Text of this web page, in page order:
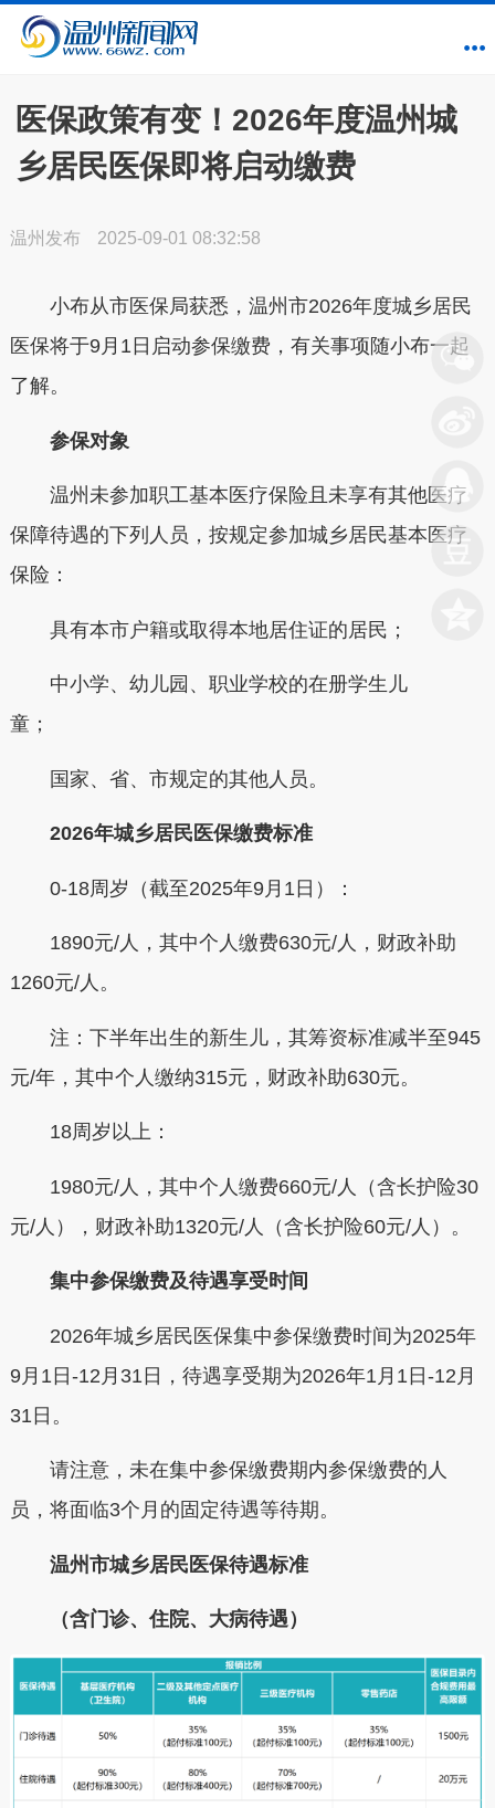
医保政策有变！2026年度温州城
乡居民医保即将启动缴费
温州发布 2025-09-01 08:32:58
小布从市医保局获悉， 温州市2026年度城乡居民
医保将于9月1日启动参保缴费 ，有关事项随小布一起
了解。
参保对象
温州未参加职工基本医疗保险且未享有其他医疗
保障待遇的下列人员，按规定参加城乡居民基本医疗
保险：
具有本市户籍或取得本地居住证的居民；
中小学、幼儿园、职业学校的在册学生儿
童；
国家、省、市规定的其他人员。
2026年城乡居民医保缴费标准
0-18周岁（截至2025年9月1日）：
1890元/人，其中个人缴费630元/人 ， 财政补助
1260元/人。
注：下半年出生的新生儿，其筹资标准减半至945
元/年，其中个人缴纳315元 ， 财政补助630元。
18周岁以上：
1980元/人，其中个人缴费660元/人 （含长护险30
元/人）， 财政补助1320元/人 （含长护险60元/人）。
集中参保缴费及待遇享受时间
2026年城乡居民医保集中参保缴费时间为2025年
9月1日-12月31日 ，待遇享受期为2026年1月1日-12月
31日。
请注意，未在集中参保缴费期内参保缴费的人
员，将面临3个月的 固定待遇等待期。
温州市城乡居民医保待遇标准
（含门诊、住院、大病待遇）